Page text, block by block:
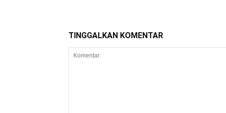
TINGGALKAN KOMENTAR